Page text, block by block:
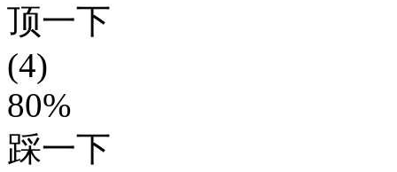
顶一下
(4)
80%
踩一下